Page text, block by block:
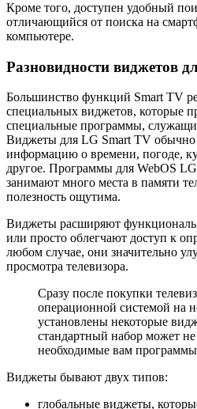
Кроме того, доступен удобный
отличающийся от поиска на
компьютере.
Разновидности виджетов
Большинство функций Smart TV
специальных виджетов, которые
специальные программы,
Виджеты для LG Smart TV
информацию о времени, погоде,
другое. Программы для WebOS
занимают много места в памяти
полезность ощутима.
Виджеты расширяют
или просто облегчают доступ к
любом случае, они значительно
просмотра телевизора.
Сразу после покупки
операционной системой на
установлены некоторые
стандартный набор может
необходимые вам
Виджеты бывают двух типов:
глобальные виджеты,